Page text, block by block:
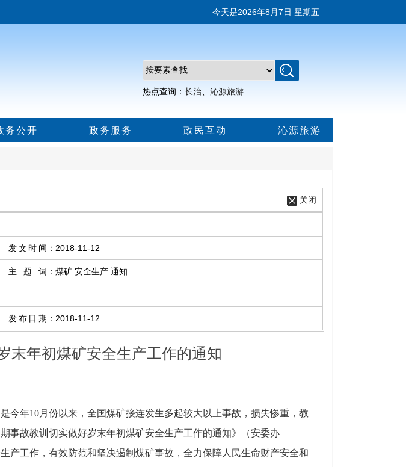
今天是2026年8月7日 星期五
热点查询： 长治 沁源旅游
务公开 政务服务 政民互动 沁源旅游
关闭
发文时间 ： 2018-11-12
主题词 ： 煤矿 安全生产 通知
发布日期 ： 2018-11-12
末年初煤矿安全生产工作的通知
年10月份以来，全国煤矿接连发生多起较大以上事故，损失惨重，教
事故教训切实做好岁末年初煤矿安全生产工作的通知》（安委办
产工作，有效防范和坚决遏制煤矿事故，全力保障人民生命财产安全和